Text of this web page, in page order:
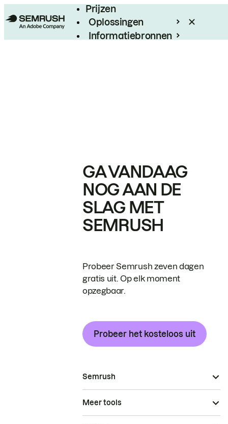
Prijzen
Oplossingen
Informatiebronnen
GA VANDAAG
NOG AAN DE
SLAG MET
SEMRUSH
Probeer Semrush zeven dagen
gratis uit. Op elk moment
opzegbaar.
Probeer het kosteloos uit
Semrush
Meer tools